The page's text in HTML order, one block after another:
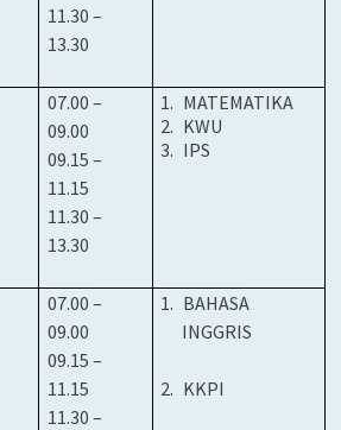
11.30 –
13.30
07.00 –
09.00
09.15 –
11.15
11.30 –
13.30
1. MATEMATIKA
2. KWU
3. IPS
07.00 –
09.00
09.15 –
11.15
11.30 –
1. BAHASA
INGGRIS
2. KKPI